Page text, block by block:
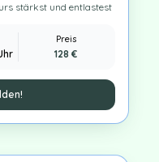
stärkst und entlastest
du Körper und
im Alltag und
die Krankenkasse
Preis
128 €